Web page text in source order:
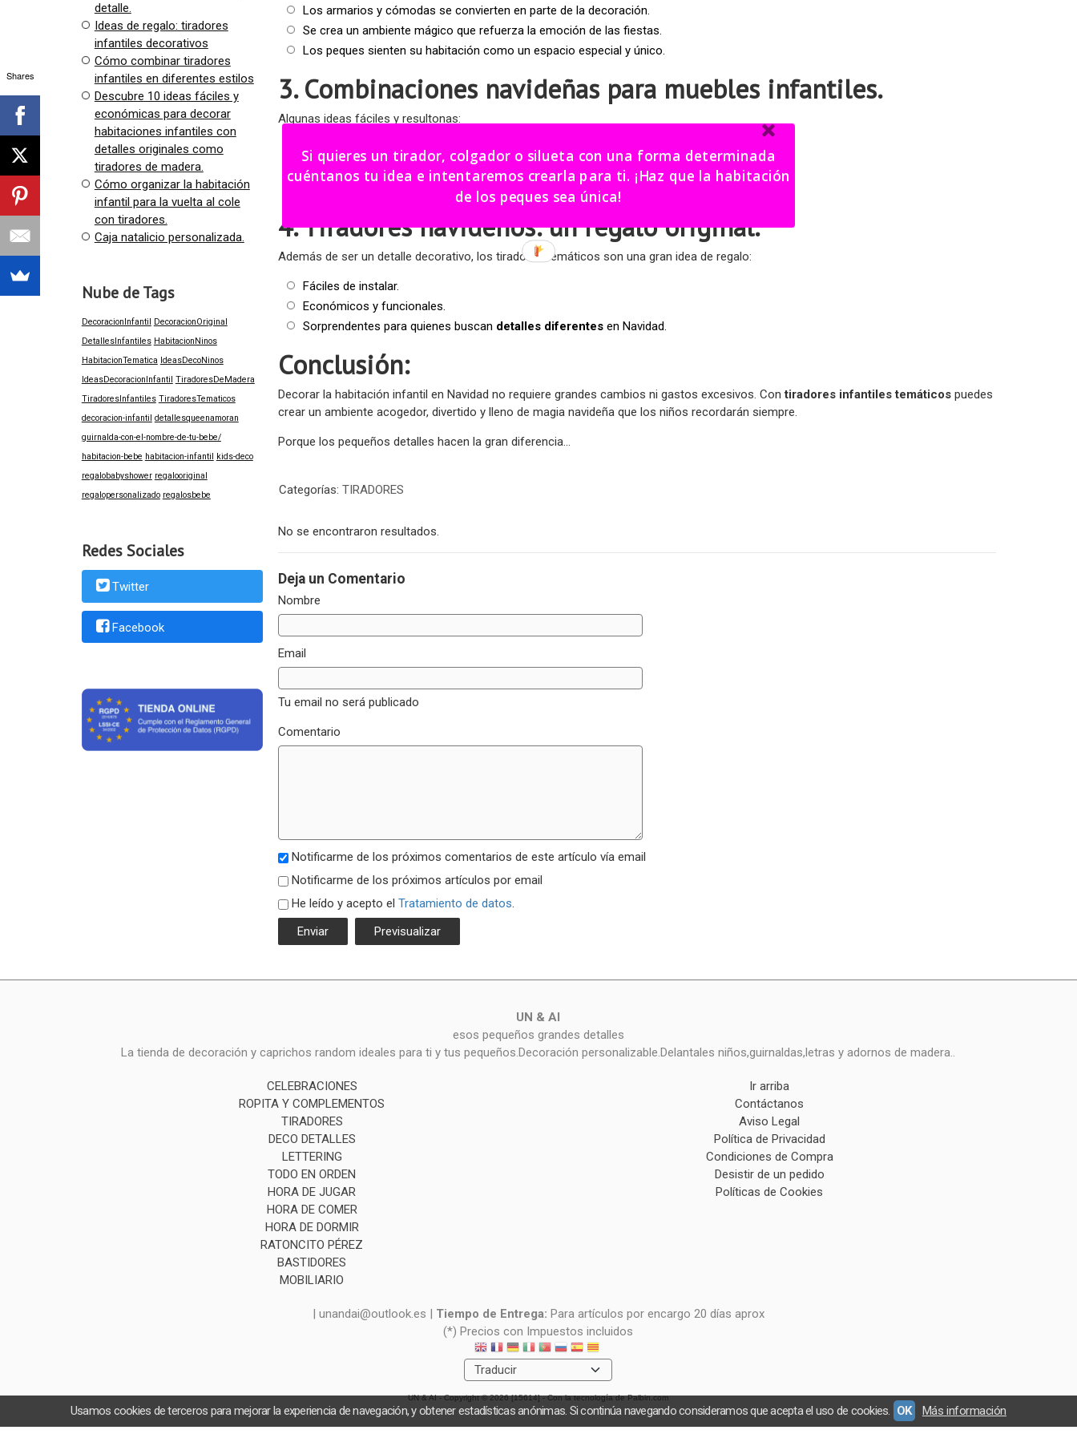
detalle.
Ideas de regalo: tiradores
infantiles decorativos
Cómo combinar tiradores
infantiles en diferentes estilos
Descubre 10 ideas fáciles y
económicas para decorar
habitaciones infantiles con
detalles originales como
tiradores de madera.
Cómo organizar la habitación
infantil para la vuelta al cole
con tiradores.
Caja natalicio personalizada.
Nube de Tags
DecoracionInfantil DecoracionOriginal
DetallesInfantiles HabitacionNinos
HabitacionTematica IdeasDecoNinos
IdeasDecoracionInfantil TiradoresDeMadera
TiradoresInfantiles TiradoresTematicos
decoracion-infantil detallesqueenamoran
guirnalda-con-el-nombre-de-tu-bebe/
habitacion-bebe habitacion-infantil kids-deco
regalobabyshower regalooriginal
regalopersonalizado regalosbebe
Redes Sociales
Twitter
Facebook
Los armarios y cómodas se convierten en parte de la decoración.
Se crea un ambiente mágico que refuerza la emoción de las fiestas.
Los peques sienten su habitación como un espacio especial y único.
3. Combinaciones navideñas para muebles infantiles.
Algunas ideas fáciles y resultonas:
Cómoda blanca + tiradores de copos de nieve → un aire invernal y dulce.
Armario de madera + tiradores de estrellas doradas
→ un toque cálido y festivo.
Mesilla infantil + tiradores de caramelos
→ diversión y color asegurados.
4. Tiradores navideños: un regalo original.
Además de ser un detalle decorativo, los tiradores temáticos son una gran idea de regalo:
Fáciles de instalar.
Económicos y funcionales.
Sorprendentes para quienes buscan detalles diferentesen Navidad.
Conclusión:
Decorar la habitación infantil en Navidad no requiere grandes cambios ni gastos excesivos. Contiradores infantiles temáticospuedes
crear un ambiente acogedor, divertido y lleno de magia navideña que los niños recordarán siempre.
Porque los pequeños detalles hacen la gran diferencia...
Categorías: TIRADORES
No se encontraron resultados.
Deja un Comentario
Nombre
Email
Tu email no será publicado
Comentario
Notificarme de los próximos comentarios de este artículo vía email
Notificarme de los próximos artículos por email
He leído y acepto el Tratamiento de datos.
UN & AI
esos pequeños grandes detalles
La tienda de decoración y caprichos random ideales para ti y tus pequeños.Decoración personalizable.Delantales niños,guirnaldas,letras y adornos de madera..
CELEBRACIONES
ROPITA Y COMPLEMENTOS
TIRADORES
DECO DETALLES
LETTERING
TODO EN ORDEN
HORA DE JUGAR
HORA DE COMER
HORA DE DORMIR
RATONCITO PÉREZ
BASTIDORES
MOBILIARIO
Ir arriba
Contáctanos
Aviso Legal
Política de Privacidad
Condiciones de Compra
Desistir de un pedido
Políticas de Cookies
| unandai@outlook.es | Tiempo de Entrega: Para artículos por encargo 20 días aprox
(*) Precios con Impuestos incluidos
UN & AI- Copyright © 2026 [15614] - Con la tecnología de Palbin.com
Usamos cookies de terceros para mejorar la experiencia de navegación, y obtener estadísticas anónimas. Si continúa navegando consideramos que acepta el uso de cookies. OK Más información
Shares
Si quieres un tirador, colgador o silueta con una forma determinada
cuéntanos tu idea e intentaremos crearla para ti. ¡Haz que la habitación
de los peques sea única!